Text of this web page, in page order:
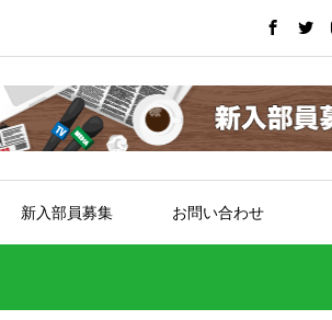
新入部員募集 お問い合わせ